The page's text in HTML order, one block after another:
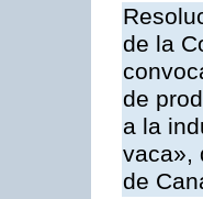
de la
de
a la
vaca»,
de